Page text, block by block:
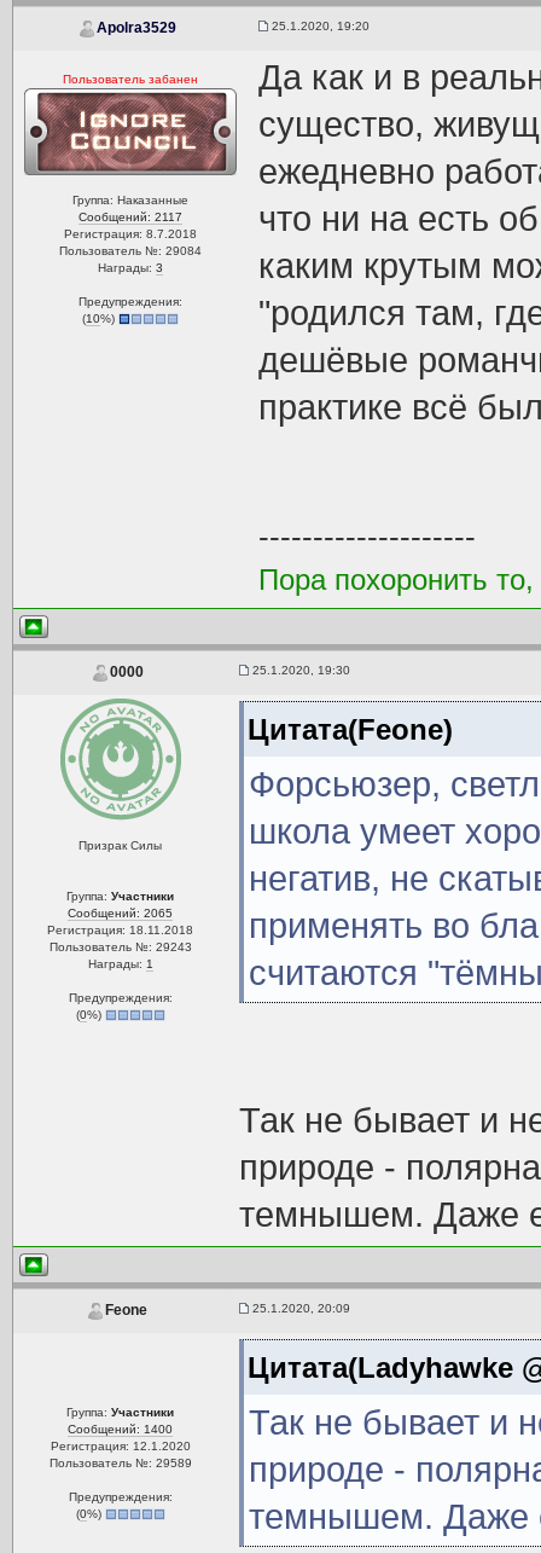
Apolra3529 25.1.2020, 19:20
Пользователь забанен
Группа: Наказанные
Сообщений: 2117
Регистрация: 8.7.2018
Пользователь №: 29084
Награды: 3
Предупреждения:
(10%)
Да как и в
существо,
ежедневно
что ни на есть
каким крутым
"родился там,
дешёвые
практике всё
--------------------
Пора похоронить
0000 25.1.2020, 19:30
Призрак Силы
Группа:Участники
Сообщений: 2065
Регистрация: 18.11.2018
Пользователь №: 29243
Награды: 1
Предупреждения:
(0%)
Цитата(Feone)
Форсьюзер,
школа умеет
негатив, не
применять во
считаются
Так не бывает и
природе -
темнышем. Даже
Feone 25.1.2020, 20:09
Группа:Участники
Сообщений: 1400
Регистрация: 12.1.2020
Пользователь №: 29589
Предупреждения:
(0%)
Цитата(Ladyhawke
Так не бывает и
природе -
темнышем. Даже